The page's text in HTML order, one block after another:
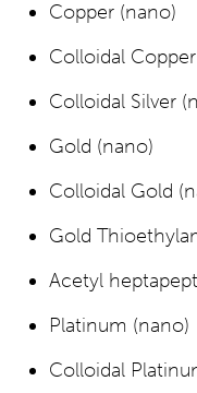
Copper (nano)
Colloidal
Colloidal Silver
Gold (nano)
Colloidal Gold
Gold
Acetyl
Platinum (nano)
Colloidal